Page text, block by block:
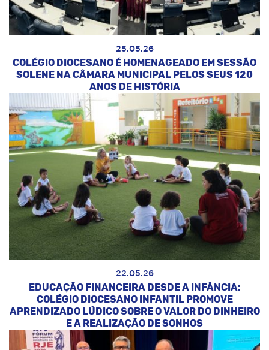
25.05.26
COLÉGIO DIOCESANO É HOMENAGEADO EM SESSÃO
SOLENE NA CÂMARA MUNICIPAL PELOS SEUS 120
ANOS DE HISTÓRIA
22.05.26
EDUCAÇÃO FINANCEIRA DESDE A INFÂNCIA:
COLÉGIO DIOCESANO INFANTIL PROMOVE
APRENDIZADO LÚDICO SOBRE O VALOR DO DINHEIRO
E A REALIZAÇÃO DE SONHOS